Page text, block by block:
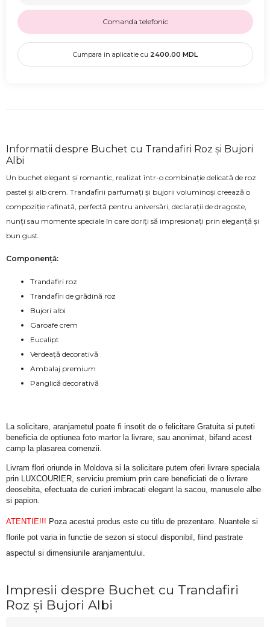
Comanda telefonic
Cumpara in aplicatie cu 2400.00 MDL
Informatii despre Buchet cu Trandafiri Roz și Bujori
Albi
Un buchet elegant și romantic, realizat într-o combinație delicată de roz
pastel și alb crem. Trandafirii parfumați și bujorii voluminoși creează o
compoziție rafinată, perfectă pentru aniversări, declarații de dragoste,
nunți sau momente speciale în care doriți să impresionați prin eleganță și
bun gust.
Componență:
Trandafiri roz
Trandafiri de grădină roz
Bujori albi
Garoafe crem
Eucalipt
Verdeață decorativă
Ambalaj premium
Panglică decorativă
La solicitare, aranjametul poate fi insotit de o felicitare Gratuita si puteti
beneficia de optiunea foto martor la livrare, sau anonimat, bifand acest
camp la plasarea comenzii.
Livram flori oriunde in Moldova si la solicitare putem oferi livrare speciala
prin LUXCOURIER, serviciu premium prin care beneficiati de o livrare
deosebita, efectuata de curieri imbracati elegant la sacou, manusele albe
si papion.
ATENTIE!!! Poza acestui produs este cu titlu de prezentare. Nuantele si
florile pot varia in functie de sezon si stocul disponibil, fiind pastrate
aspectul si dimensiunile aranjamentului.
Impresii despre Buchet cu Trandafiri
Roz și Bujori Albi